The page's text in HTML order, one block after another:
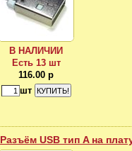
В НАЛИЧИИ
Есть 13 шт
116.00 р
шт
Разъём USB тип A на